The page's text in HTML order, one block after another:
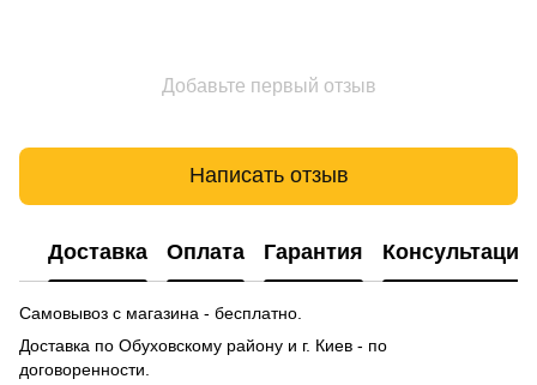
Добавьте первый отзыв
Написать отзыв
Доставка Оплата Гарантия Консультация
Самовывоз с магазина - бесплатно.
Доставка по Обуховскому району и г. Киев - по
договоренности.